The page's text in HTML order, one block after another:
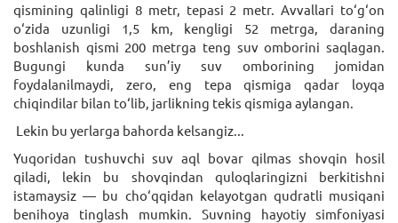
qismining qalinligi 8 metr, tepasi 2 metr. Avvallari to‘g‘on
o‘zida uzunligi 1,5 km, kengligi 52 metrga, daraning
boshlanish qismi 200 metrga teng suv omborini saqlagan.
Bugungi kunda sun’iy suv omborining jomidan
foydalanilmaydi, zero, eng tepa qismiga qadar loyqa
chiqindilar bilan to‘lib, jarlikning tekis qismiga aylangan.
Lekin bu yerlarga bahorda kelsangiz...
Yuqoridan tushuvchi suv aql bovar qilmas shovqin hosil
qiladi, lekin bu shovqindan quloqlaringizni berkitishni
istamaysiz — bu cho‘qqidan kelayotgan qudratli musiqani
benihoya tinglash mumkin. Suvning hayotiy simfoniyasi